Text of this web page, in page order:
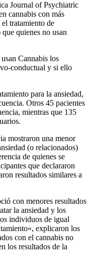
Journal of Psychiatric
cannabis con más
el tratamiento de
quienes no usan
Cannabis los
conductual y si ello
para la ansiedad,
Otros 45 pacientes
mientras que 135
mostraron una menor
(o relacionados)
de quienes se
que declararon
resultados similares a
con menores resultados
la ansiedad y los
individuos de igual
explicaron los
con el cannabis no
los resultados de la